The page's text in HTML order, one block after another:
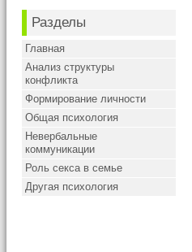
Разделы
Главная
Анализ структуры
конфликта
Формирование личности
Общая психология
Невербальные
коммуникации
Роль секса в семье
Другая психология